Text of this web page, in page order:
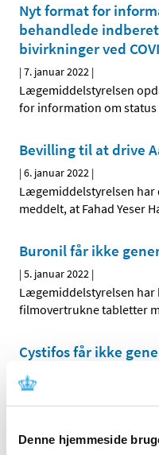
Denne hjemmeside
Nyt format for
behandlede
bivirkninger ved
|7. januar 2022 |
Lægemiddelstyrelsen
for information om status
Bevilling til at drive
|6. januar 2022 |
Lægemiddelstyrelsen har
meddelt, at Fahad Yeser
Buronil får ikke
|5. januar 2022 |
Lægemiddelstyrelsen
filmovertrukne tabletter
Cystifos får ikke
5. januar 2022
Lægemiddelstyrelsen har
til oral opløsning, i brev,